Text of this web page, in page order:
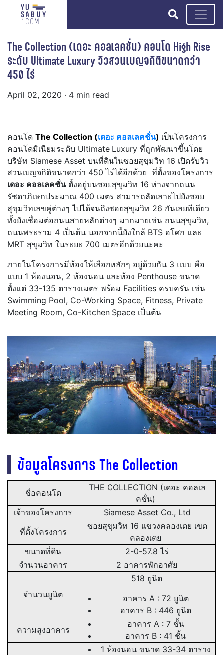
search
The Collection (เดอะ คอลเลคชั่น) คอนโด High Rise
ระดับ Ultimate Luxury วิวสวนเบญจกิติขนาดกว่า
450 ไร่
April 02, 2020 · 4 min read
คอนโด The Collection (เดอะ คอลเลคชั่น) เป็นโครงการ
คอนโดมิเนียมระดับ Ultimate Luxury ที่ถูกพัฒนาขึ้นโดย
บริษัท Siamese Asset บนที่ดินในซอยสุขุมวิท 16 เปิดรับวิว
สวนเบญจกิติขนาดกว่า 450 ไร่ได้อีกด้วย ที่ตั้งของโครงการ
เดอะ คอลเลคชั่นตั้งอยู่บนซอยสุขุมวิท 16 ห่างจากถนน
รัชดาภิเษกประมาณ 400 เมตร สามารถลัดเลาะไปยังซอย
สุขุมวิทเลขคู่ต่างๆ ไปได้จนถึงซอยสุขุมวิท 26 กันเลยทีเดียว
ทั้งยังเชื่อมต่อถนนสายหลักต่างๆ มากมายเช่น ถนนสุขุมวิท,
ถนนพระราม 4 เป็นต้น นอกจากนี้ยังใกล้ BTS อโศก และ
MRT สุขุมวิท ในระยะ 700 เมตรอีกด้วยนะคะ
ภายในโครงการมีห้องให้เลือกหลักๆ อยู่ด้วยกัน 3 แบบ คือ
แบบ 1 ห้องนอน, 2 ห้องนอน และห้อง Penthouse ขนาด
ตั้งแต่ 33-135 ตารางเมตร พร้อม Facilities ครบครัน เช่น
Swimming Pool, Co-Working Space, Fitness, Private
Meeting Room, Co-Kitchen Space เป็นต้น
ข้อมูลโครงการThe Collection
ชื่อคอนโด
THE COLLECTION (เดอะ คอลเล
คชั่น)
เจ้าของโครงการ
Siamese Asset Co., Ltd
ที่ตั้งโครงการ
ซอยสุขุมวิท 16 แขวงคลองเตย เขต
คลองเตย
ขนาดที่ดิน
2-0-57.8 ไร่
จำนวนอาคาร
2 อาคารพักอาศัย
จำนวนยูนิต
518 ยูนิต
อาคาร A : 72 ยูนิต
อาคาร B : 446 ยูนิต
ความสูงอาคาร
อาคาร A : 7 ชั้น
อาคาร B : 41 ชั้น
1 ห้องนอน ขนาด 33-34 ตาราง